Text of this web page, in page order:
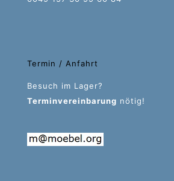
Termin / Anfahrt
Besuch im Lager?
Terminvereinbarung nötig!